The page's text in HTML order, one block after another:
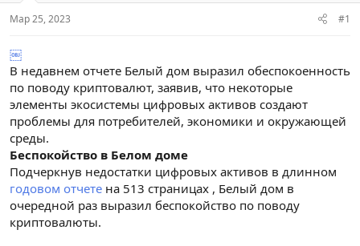
е
м
ч
Мар 25, 2023 #1
￼
В недавнем отчете Белый дом выразил обеспокоенность
по поводу криптовалют, заявив, что некоторые
элементы экосистемы цифровых активов создают
проблемы для потребителей, экономики и окружающей
среды.
Беспокойство в Белом доме
Подчеркнув недостатки цифровых активов в длинном
годовом отчете на 513 страницах , Белый дом в
очередной раз выразил беспокойство по поводу
криптовалюты.